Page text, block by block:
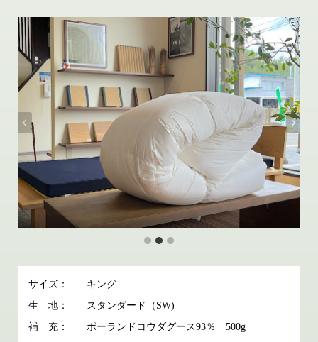
サイズ：
キング
生 地：
スタンダード（SW)
補 充：
ポーランドコウダグース93％ 500g